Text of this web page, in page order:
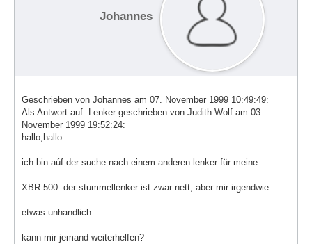
Johannes
Geschrieben von Johannes am 07. November 1999 10:49:49:
Als Antwort auf: Lenker geschrieben von Judith Wolf am 03.
November 1999 19:52:24:
hallo,hallo
ich bin aúf der suche nach einem anderen lenker für meine
XBR 500. der stummellenker ist zwar nett, aber mir irgendwie
etwas unhandlich.
kann mir jemand weiterhelfen?